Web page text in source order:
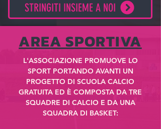
STRINGITI INSIEME A NOI
AREA SPORTIVA
L'ASSOCIAZIONE PROMUOVE LO
SPORT PORTANDO AVANTI UN
PROGETTO DI SCUOLA CALCIO
GRATUITA ED È COMPOSTA DA TRE
SQUADRE DI CALCIO E DA UNA
SQUADRA DI BASKET: